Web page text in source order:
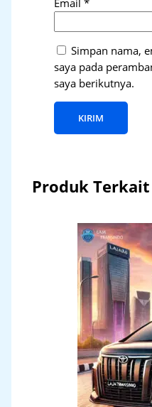
Email*
Simpan nama,
saya pada
saya berikutnya.
Produk Terkait